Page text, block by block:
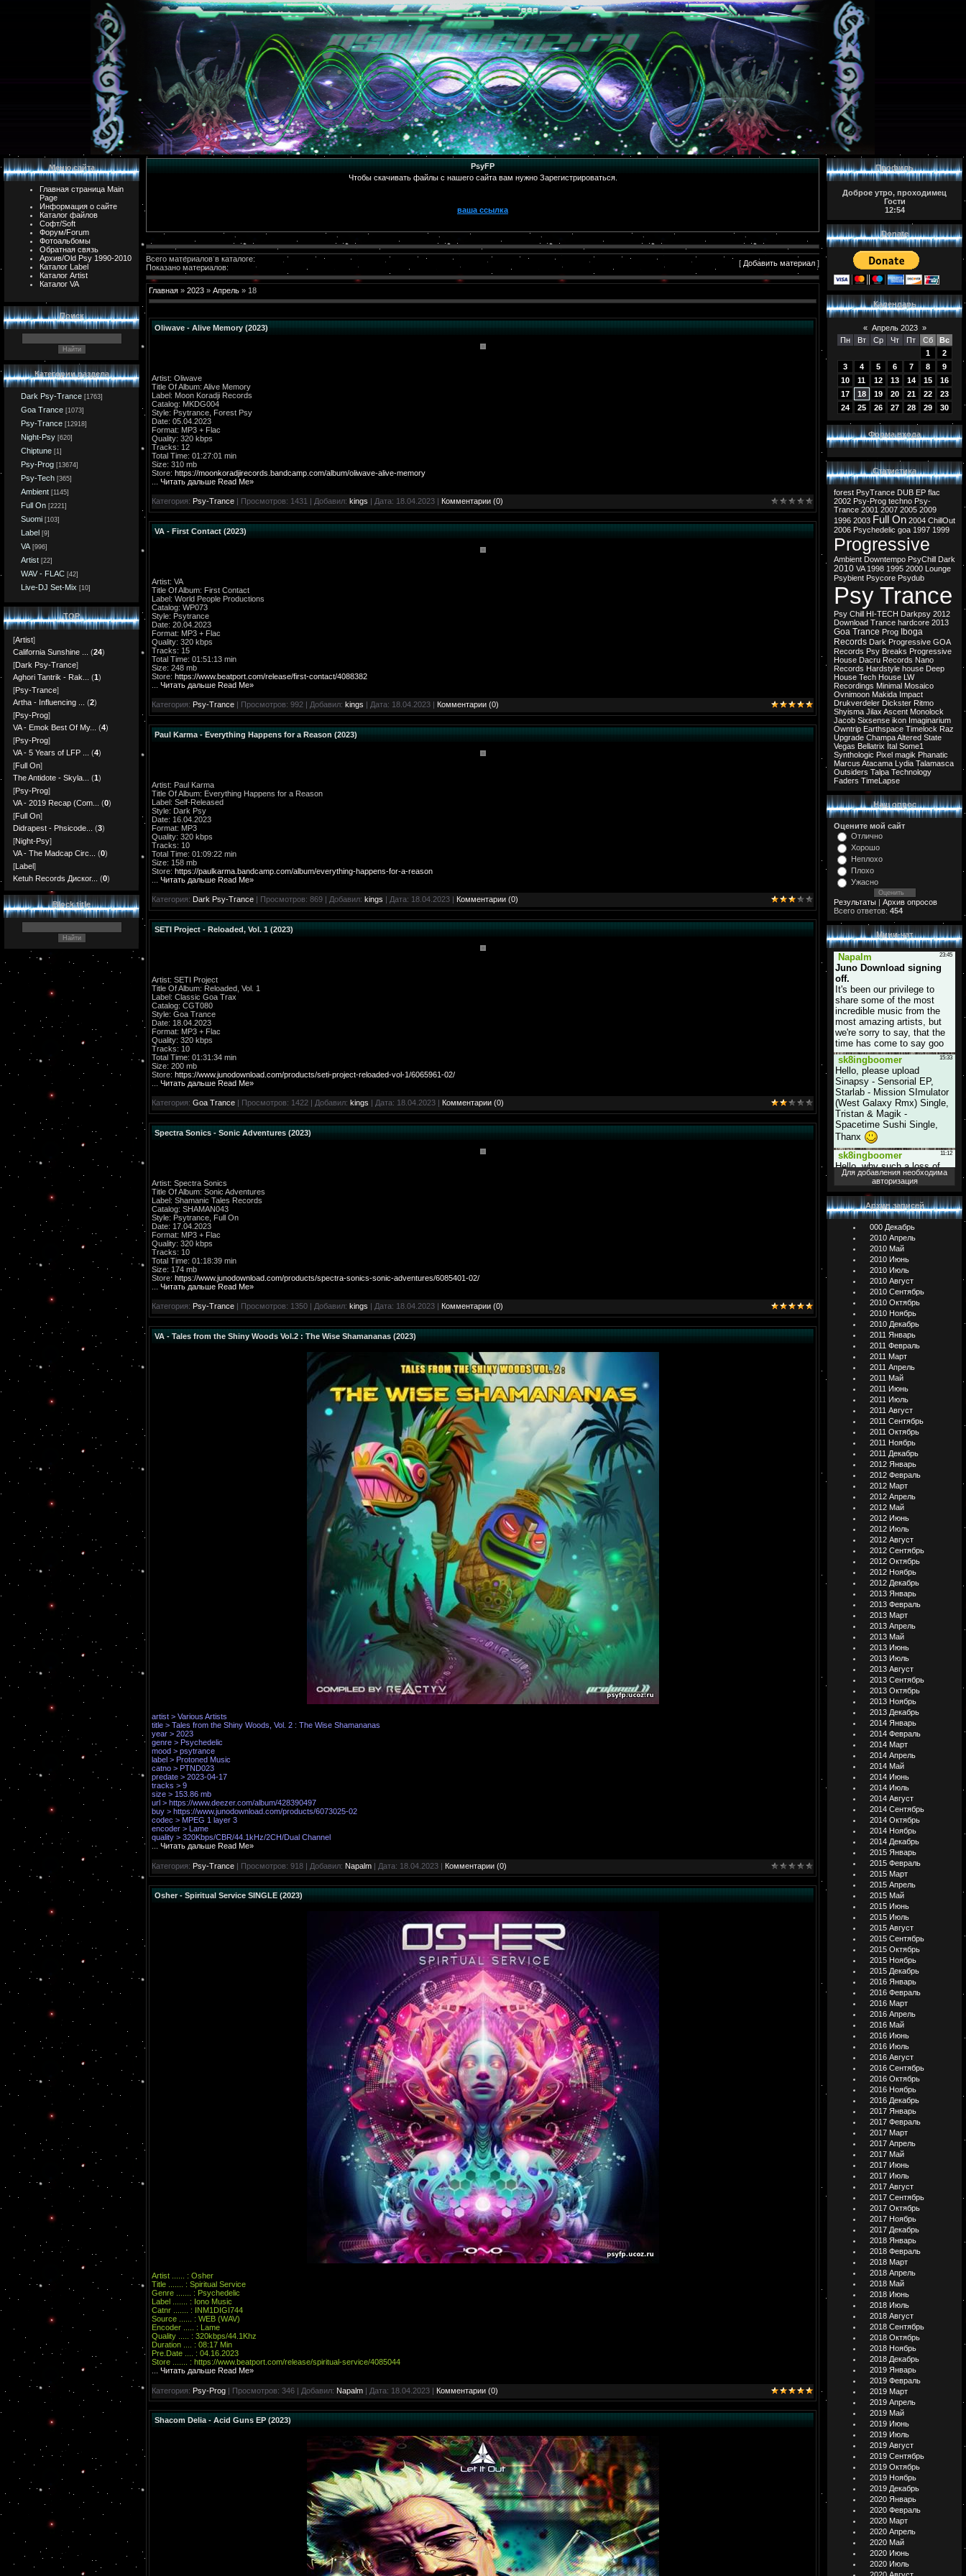
Меню сайта
Главная страница Main
Page
Информация о сайте
Каталог файлов
Софт/Soft
Форум/Forum
Фотоальбомы
Обратная связь
Архив/Old Psy 1990-2010
Каталог Label
Каталог Artist
Каталог VA
Поиск
Категории раздела
Dark Psy-Trance [1763]
Goa Trance [1073]
Psy-Trance [12918]
Night-Psy [620]
Chiptune [1]
Psy-Prog [13674]
Psy-Tech [365]
Ambient [1145]
Full On [2221]
Suomi [103]
Label [9]
VA [996]
Artist [22]
WAV - FLAC [42]
Live-DJ Set-Mix [10]
TOP
[Artist]
California Sunshine ...
(24)
[Dark Psy-Trance]
Aghori Tantrik - Rak...
(1)
[Psy-Trance]
Artha - Influencing ...
(2)
[Psy-Prog]
VA - Emok Best Of My...
(4)
[Psy-Prog]
VA - 5 Years of LFP ...
(4)
[Full On]
The Antidote - Skyla...
(1)
[Psy-Prog]
VA - 2019 Recap (Com...
(0)
[Full On]
Didrapest - Phsicode...
(3)
[Night-Psy]
VA - The Madcap Circ...
(0)
[Label]
Ketuh Records Диског...
(0)
Block title
PsyFP
Чтобы скачивать файлы с нашего сайта вам нужно Зарегистрироваться.
ваша ссылка
Всего материалов в каталоге:
Показано материалов:
[ Добавить материал ]
Главная » 2023 » Апрель » 18
Oliwave - Alive Memory (2023)
Artist: Oliwave
Title Of Album: Alive Memory
Label: Moon Koradji Records
Catalog: MKDG004
Style: Psytrance, Forest Psy
Date: 05.04.2023
Format: MP3 + Flac
Quality: 320 kbps
Tracks: 12
Total Time: 01:27:01 min
Size: 310 mb
Store: https://moonkoradjirecords.bandcamp.com/album/oliwave-alive-memory
Читать дальше Read Me»
Категория: Psy-Trance | Просмотров: 1431 | Добавил: kings | Дата: 18.04.2023 Комментарии (0)
VA - First Contact (2023)
Artist: VA
Title Of Album: First Contact
Label: World People Productions
Catalog: WP073
Style: Psytrance
Date: 20.04.2023
Format: MP3 + Flac
Quality: 320 kbps
Tracks: 15
Total Time: 01:51:13 min
Size: 248 mb
Store: https://www.beatport.com/release/first-contact/4088382
Читать дальше Read Me»
Категория: Psy-Trance | Просмотров: 992 | Добавил: kings | Дата: 18.04.2023 Комментарии (0)
Paul Karma - Everything Happens for a Reason (2023)
Artist: Paul Karma
Title Of Album: Everything Happens for a Reason
Label: Self-Released
Style: Dark Psy
Date: 16.04.2023
Format: MP3
Quality: 320 kbps
Tracks: 10
Total Time: 01:09:22 min
Size: 158 mb
Store: https://paulkarma.bandcamp.com/album/everything-happens-for-a-reason
Читать дальше Read Me»
Категория: Dark Psy-Trance | Просмотров: 869 | Добавил: kings | Дата: 18.04.2023 Комментарии (0)
SETI Project - Reloaded, Vol. 1 (2023)
Artist: SETI Project
Title Of Album: Reloaded, Vol. 1
Label: Classic Goa Trax
Catalog: CGT080
Style: Goa Trance
Date: 18.04.2023
Format: MP3 + Flac
Quality: 320 kbps
Tracks: 10
Total Time: 01:31:34 min
Size: 200 mb
Store: https://www.junodownload.com/products/seti-project-reloaded-vol-1/6065961-02/
Читать дальше Read Me»
Категория: Goa Trance | Просмотров: 1422 | Добавил: kings | Дата: 18.04.2023 Комментарии (0)
Spectra Sonics - Sonic Adventures (2023)
Artist: Spectra Sonics
Title Of Album: Sonic Adventures
Label: Shamanic Tales Records
Catalog: SHAMAN043
Style: Psytrance, Full On
Date: 17.04.2023
Format: MP3 + Flac
Quality: 320 kbps
Tracks: 10
Total Time: 01:18:39 min
Size: 174 mb
Store: https://www.junodownload.com/products/spectra-sonics-sonic-adventures/6085401-02/
Читать дальше Read Me»
Категория: Psy-Trance | Просмотров: 1350 | Добавил: kings | Дата: 18.04.2023 Комментарии (0)
VA - Tales from the Shiny Woods Vol.2 : The Wise Shamananas (2023)
artist > Various Artists
title > Tales from the Shiny Woods, Vol. 2 : The Wise Shamananas
year > 2023
genre > Psychedelic
mood > psytrance
label > Protoned Music
catno > PTND023
predate > 2023-04-17
tracks > 9
size > 153.86 mb
url > https://www.deezer.com/album/428390497
buy > https://www.junodownload.com/products/6073025-02
codec > MPEG 1 layer 3
encoder > Lame
quality > 320Kbps/CBR/44.1kHz/2CH/Dual Channel
Читать дальше Read Me»
Категория: Psy-Trance | Просмотров: 918 | Добавил: Napalm | Дата: 18.04.2023 | Комментарии (0)
Osher - Spiritual Service SINGLE (2023)
Artist ...... : Osher
Title ....... : Spiritual Service
Genre ....... : Psychedelic
Label ....... : Iono Music
Catnr ....... : INM1DIGI744
Source ...... : WEB (WAV)
Encoder ..... : Lame
Quality ..... : 320kbps/44.1Khz
Duration .... : 08:17 Min
Pre.Date .... : 04.16.2023
Store ....... : https://www.beatport.com/release/spiritual-service/4085044
Читать дальше Read Me»
Категория: Psy-Prog | Просмотров: 346 | Добавил: Napalm | Дата: 18.04.2023 | Комментарии (0)
Shacom Delia - Acid Guns EP (2023)
Профиль
Доброе утро, проходимец
Гости
12:54
Donate
Календарь
« Апрель 2023 »
Пн
Вт Ср Чт Пт Сб
Вс
1
2
3
4 5 6 7 8
9
10
11 12 13 14 15
16
17
18 19 20 21 22
23
24
25 26 27 28 29 30
Форма входа
Статистика
forest PsyTrance DUB EP flac
2002 Psy-Prog techno Psy-
Trance 2001 2007 2005 2009
1996 2003 Full On 2004 ChillOut
2006 Psychedelic goa 1997 1999
Progressive
Ambient Downtempo PsyChill Dark
2010 VA 1998 1995 2000 Lounge
Psybient Psycore Psydub
Psy Trance
Psy Chill HI-TECH Darkpsy 2012
Download Trance hardcore 2013
Goa Trance Prog Iboga
Records Dark Progressive GOA
Records Psy Breaks Progressive
House Dacru Records Nano
Records Hardstyle house Deep
House Tech House LW
Recordings Minimal Mosaico
Ovnimoon Makida Impact
Drukverdeler Dickster Ritmo
Shyisma Jilax Ascent Monolock
Jacob Sixsense ikon Imaginarium
Owntrip Earthspace Timelock Raz
Upgrade ChampaAltered State
Vegas Bellatrix Ital Some1
Synthologic Pixel magik Phanatic
Marcus Atacama Lydia Talamasca
Outsiders Talpa Technology
Faders TimeLapse
Наш опрос
Оцените мой сайт
Отлично
Хорошо
Неплохо
Плохо
Ужасно
Результаты | Архив опросов
Всего ответов: 454
Мини-чат
Для добавления необходима
авторизация
Архив записей
000 Декабрь
2010 Апрель
2010 Май
2010 Июнь
2010 Июль
2010 Август
2010 Сентябрь
2010 Октябрь
2010 Ноябрь
2010 Декабрь
2011 Январь
2011 Февраль
2011 Март
2011 Апрель
2011 Май
2011 Июнь
2011 Июль
2011 Август
2011 Сентябрь
2011 Октябрь
2011 Ноябрь
2011 Декабрь
2012 Январь
2012 Февраль
2012 Март
2012 Апрель
2012 Май
2012 Июнь
2012 Июль
2012 Август
2012 Сентябрь
2012 Октябрь
2012 Ноябрь
2012 Декабрь
2013 Январь
2013 Февраль
2013 Март
2013 Апрель
2013 Май
2013 Июнь
2013 Июль
2013 Август
2013 Сентябрь
2013 Октябрь
2013 Ноябрь
2013 Декабрь
2014 Январь
2014 Февраль
2014 Март
2014 Апрель
2014 Май
2014 Июнь
2014 Июль
2014 Август
2014 Сентябрь
2014 Октябрь
2014 Ноябрь
2014 Декабрь
2015 Январь
2015 Февраль
2015 Март
2015 Апрель
2015 Май
2015 Июнь
2015 Июль
2015 Август
2015 Сентябрь
2015 Октябрь
2015 Ноябрь
2015 Декабрь
2016 Январь
2016 Февраль
2016 Март
2016 Апрель
2016 Май
2016 Июнь
2016 Июль
2016 Август
2016 Сентябрь
2016 Октябрь
2016 Ноябрь
2016 Декабрь
2017 Январь
2017 Февраль
2017 Март
2017 Апрель
2017 Май
2017 Июнь
2017 Июль
2017 Август
2017 Сентябрь
2017 Октябрь
2017 Ноябрь
2017 Декабрь
2018 Январь
2018 Февраль
2018 Март
2018 Апрель
2018 Май
2018 Июнь
2018 Июль
2018 Август
2018 Сентябрь
2018 Октябрь
2018 Ноябрь
2018 Декабрь
2019 Январь
2019 Февраль
2019 Март
2019 Апрель
2019 Май
2019 Июнь
2019 Июль
2019 Август
2019 Сентябрь
2019 Октябрь
2019 Ноябрь
2019 Декабрь
2020 Январь
2020 Февраль
2020 Март
2020 Апрель
2020 Май
2020 Июнь
2020 Июль